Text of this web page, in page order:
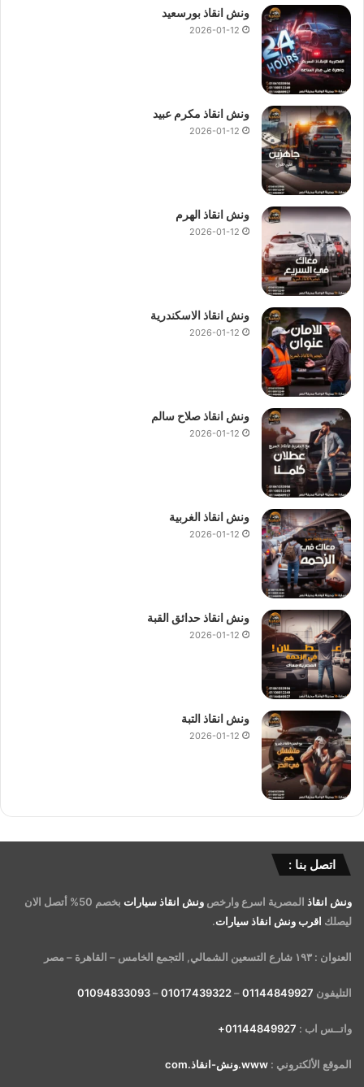
ونش انقاذ بورسعيد
2026-01-12
ونش انقاذ مكرم عبيد
2026-01-12
ونش انقاذ الهرم
2026-01-12
ونش انقاذ الاسكندرية
2026-01-12
ونش انقاذ صلاح سالم
2026-01-12
ونش انقاذ الغربية
2026-01-12
ونش انقاذ حدائق القبة
2026-01-12
ونش انقاذ التبة
2026-01-12
اتصل بنا :
ونش انقاذ المصرية اسرع وارخص ونش انقاذ سيارات
بخصم 50% أتصل الان
ليصلك اقرب ونش انقاذ سيارات.
العنوان : ١٩٣ شارع التسعين الشمالي, التجمع الخامس – القاهرة – مصر
التليفون 01144849927
–
01017439322
–
01094833093
واتــس اب : 01144849927+
الموقع الألكتروني : www.ونش-انقاذ.com